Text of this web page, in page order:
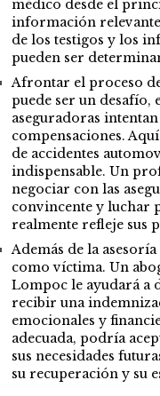
médico desde el
información
de los testigos y los
pueden ser
Afrontar el proceso
puede ser un desafío,
aseguradoras
compensaciones.
de accidentes
indispensable. Un
negociar con las
convincente y luchar
realmente refleje sus
Además de la
como víctima. Un
Lompoc le ayudará a
recibir una
emocionales y
adecuada, podría
sus necesidades
su recuperación y su